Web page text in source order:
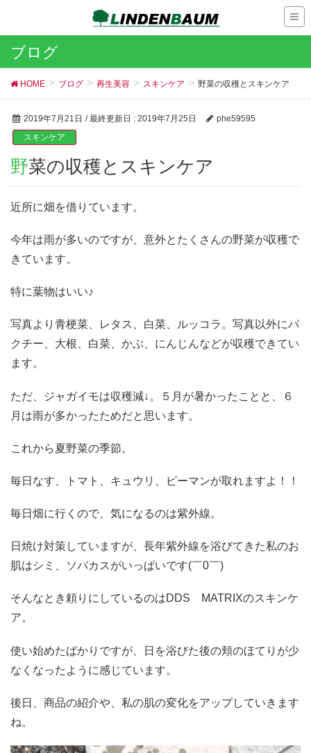
ブログ
HOME ブログ 再生美容 スキンケア 野菜の収穫とスキンケア
2019年7月21日 / 最終更新日 : 2019年7月25日
phe59595
スキンケア
野菜の収穫とスキンケア
近所に畑を借りています。
今年は雨が多いのですが、意外とたくさんの野菜が収穫で
きています。
特に葉物はいい♪
写真より青梗菜、レタス、白菜、ルッコラ。写真以外にパ
クチー、大根、白菜、かぶ、にんじんなどが収穫できてい
ます。
ただ、ジャガイモは収穫減↓。５月が暑かったことと、６
月は雨が多かったためだと思います。
これから夏野菜の季節。
毎日なす、トマト、キュウリ、ピーマンが取れますよ！！
毎日畑に行くので、気になるのは紫外線。
日焼け対策していますが、長年紫外線を浴びてきた私のお
肌はシミ、ソバカスがいっぱいです(￣0￣)
そんなとき頼りにしているのはDDS MATRIXのスキンケ
ア。
使い始めたばかりですが、日を浴びた後の頬のほてりが少
なくなったように感じています。
後日、商品の紹介や、私の肌の変化をアップしていきます
ね。